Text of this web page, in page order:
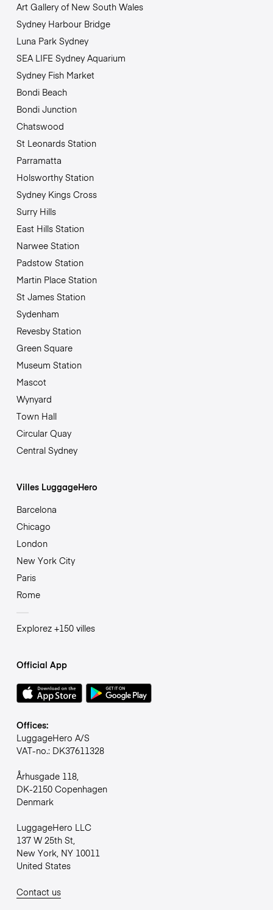
Art Gallery of New South Wales
Sydney Harbour Bridge
Luna Park Sydney
SEA LIFE Sydney Aquarium
Sydney Fish Market
Bondi Beach
Bondi Junction
Chatswood
St Leonards Station
Parramatta
Holsworthy Station
Sydney Kings Cross
Surry Hills
East Hills Station
Narwee Station
Padstow Station
Martin Place Station
St James Station
Sydenham
Revesby Station
Green Square
Museum Station
Mascot
Wynyard
Town Hall
Circular Quay
Central Sydney
Villes LuggageHero
Barcelona
Chicago
London
New York City
Paris
Rome
Explorez +150 villes
Official App
Offices:
LuggageHero A/S
VAT-no.: DK37611328
Århusgade 118,
DK-2150 Copenhagen
Denmark
LuggageHero LLC
137 W 25th St,
New York, NY 10011
United States
Contact us